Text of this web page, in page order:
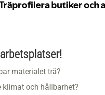
materialet trä?
klimat och hållbarhet?